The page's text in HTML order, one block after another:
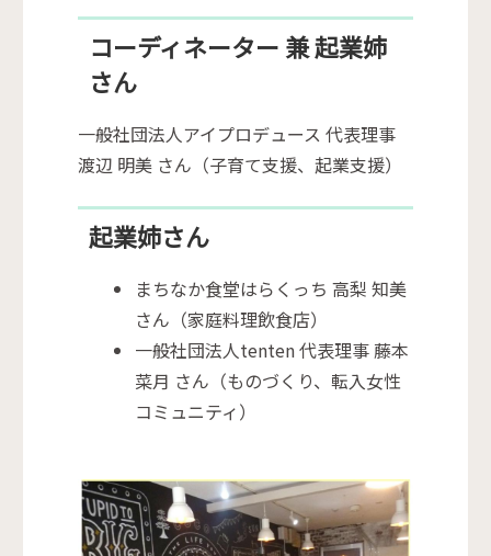
コーディネーター 兼 起業姉
さん
一般社団法人アイプロデュース 代表理事
渡辺 明美 さん（子育て支援、起業支援）
起業姉さん
まちなか食堂はらくっち 高梨 知美
さん（家庭料理飲食店）
一般社団法人tenten 代表理事 藤本
菜月 さん（ものづくり、転入女性
コミュニティ）